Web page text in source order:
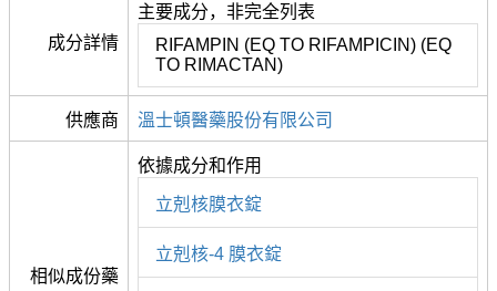
成分詳情
主要成分，非完全列表
RIFAMPIN (EQ TO RIFAMPICIN) (EQ
TO RIMACTAN)
供應商 溫士頓醫藥股份有限公司
相似成份藥
依據成分和作用
立剋核膜衣錠
立剋核-4 膜衣錠